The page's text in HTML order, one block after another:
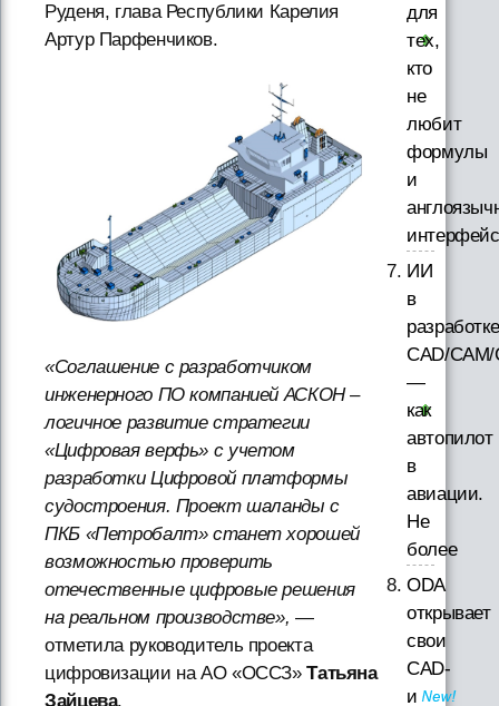
Руденя, глава Республики Карелия
Артур Парфенчиков.
«Соглашение с разработчиком
инженерного ПО компанией АСКОН –
логичное развитие стратегии
«Цифровая верфь» с учетом
разработки Цифровой платформы
судостроения. Проект шаланды с
ПКБ «Петробалт» станет хорошей
возможностью проверить
отечественные цифровые решения
на реальном производстве», —
отметила руководитель проекта
цифровизации на АО «ОССЗ»Татьяна
Зайцева.
для
тех,
кто
не
любит
формулы
и
ИИ
в
разработке
CAD/
—
как
автопилот
в
авиации.
Не
более
ODA
открывает
свои
CAD-
и